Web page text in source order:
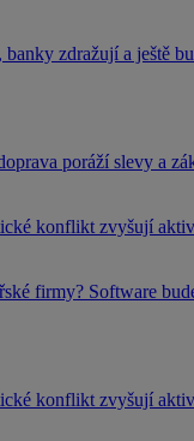
zdražují a ještě
poráží slevy a
konflikt zvyšují
firmy? Software
konflikt zvyšují